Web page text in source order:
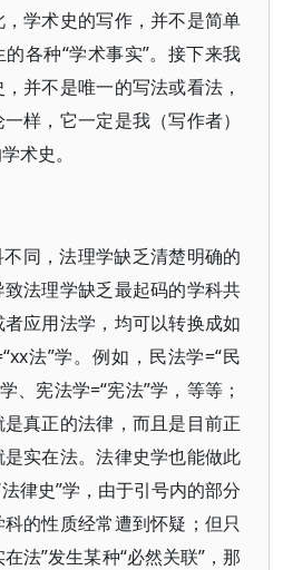
学术史的写作，并不是简单
各种“学术事实”。接下来我
并不是唯一的写法或看法，
样，它一定是我（写作者）
术史。
同，法理学缺乏清楚明确的
法理学缺乏最起码的学科共
应用法学，均可以转换成如
法”学。例如，民法学=“民
、宪法学=“宪法”学，等等；
真正的法律，而且是目前正
实在法。法律史学也能做此
律史”学，由于引号内的部分
的性质经常遭到怀疑；但只
法”发生某种“必然关联”，那